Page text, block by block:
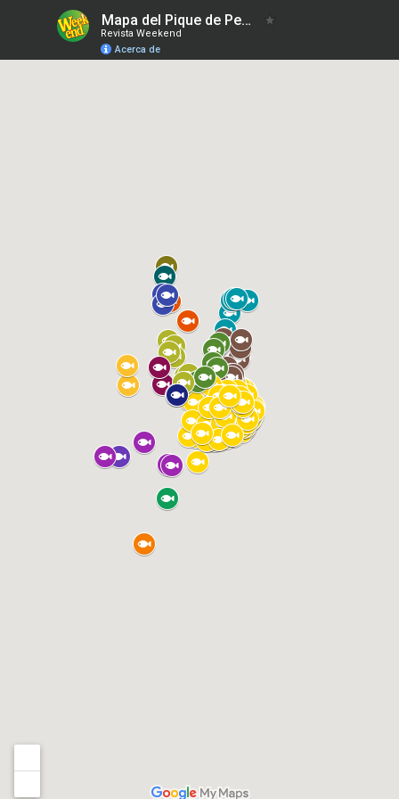
Mapa del Pique de Pesca 24-02-2023
Revista Weekend
Acerca de